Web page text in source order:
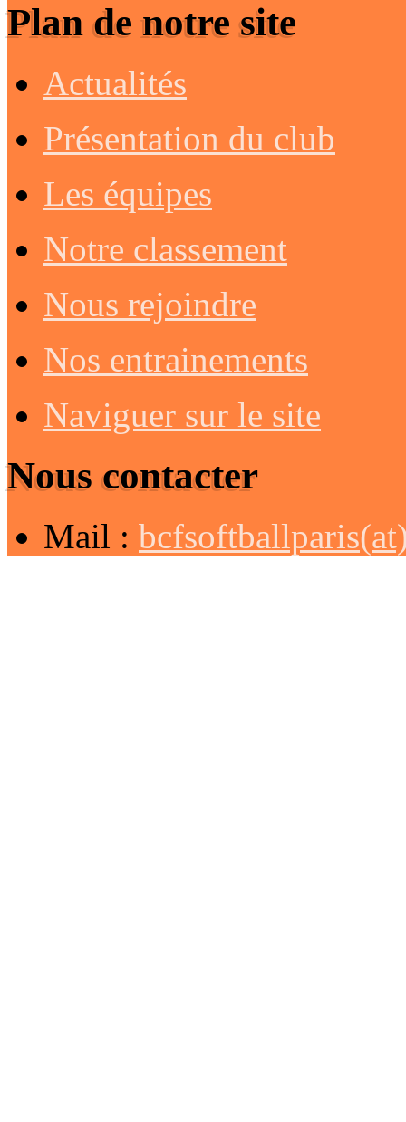
Plan de notre site
Actualités
Présentation du club
Les équipes
Notre classement
Nous rejoindre
Nos entrainements
Naviguer sur le site
Nous contacter
Mail :